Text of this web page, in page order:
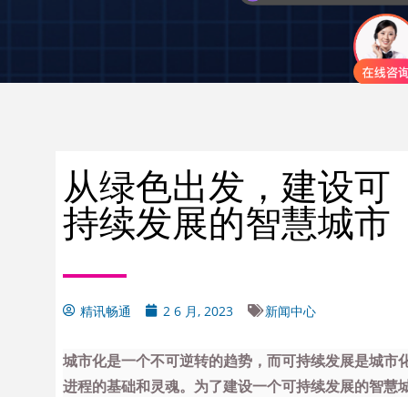
从绿色出发，建设可
持续发展的智慧城市
精讯畅通 2 6 月, 2023 新闻中心
城市化是一个不可逆转的趋势，而可持续发展是城市
进程的基础和灵魂。为了建设一个可持续发展的智慧